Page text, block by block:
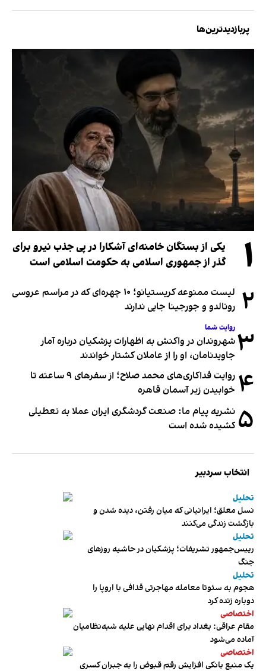
پربازدیدترین‌ها
۱
یکی از بستگان خامنه‌ای آشکارا در پی جذب نیرو برای
گذر از جمهوری اسلامی به حکومت اسلامی است
۲
لیست ممنوعه کریستیانو؛ ۱۰ چهره‌ای که در مراسم عروسی
رونالدو و جورجینا جایی ندارند
۳ روایت شما
شهروندان در واکنش به اظهارات پزشکیان درباره آمار
جاویدنامان، او را از عاملان کشتار خواندند
۴
روایت فداکاری‌های محمد صلاح؛ از سفرهای ۹ ساعته تا
خوابیدن زیر آسمان قاهره
۵ نشریه پیام ما: صنعت گردشگری ایران عملا به تعطیلی
کشیده شده است
انتخاب سردبیر
تحلیل
نسل معلق؛ ایرانیانی که میان رفتن، دیده شدن و
بازگشت زندگی می‌کنند
تحلیل
رییس‌جمهور تشریفات؛ پزشکیان در حاشیه روزهای
جنگ
تحلیل
هجوم به سئوتا معامله مهاجرتی قذافی با اروپا را
دوباره زنده کرد
اختصاصی
مقام عراقی: بغداد برای اقدام نهایی علیه شبه‌نظامیان
آماده می‌شود
اختصاصی
یک منبع بانکی افزایش رقم قبوض را به جبران کسری